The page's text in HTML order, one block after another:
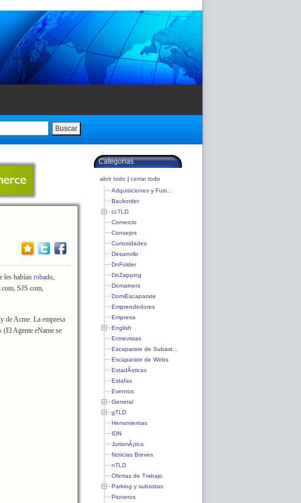
Buscar
les habían robado,
SJS.com,
de Acme. La empresa
Agente eName se
Categorias
abrir todo | cerrar todo
Adquisiciones y Fusi...
Backorder
ccTLD
Comercio
Consejos
Curiosidades
Desarrollo
DnFolder
DnZapping
Domainers
DomiEscaparate
Emprendedores
Empresa
English
Entrevistas
Escaparate de Subast...
Escaparate de Webs
EstadÃ­sticas
Estafas
Eventos
General
gTLD
Herramientas
IDN
JurismÃ¡tica
Noticias Breves
nTLD
Ofertas de Trabajo
Parking y subastas
Pioneros